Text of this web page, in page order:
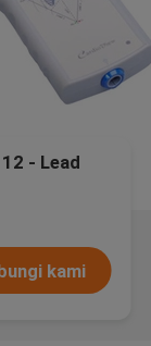
- Lead
kami